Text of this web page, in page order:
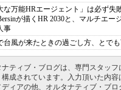
な万能HRエージェント」は必ず失
が描くHR 2030と、マルチエー
事
台風が来たときの過ごし方、とで
ナティブ・ブログは、専門スタッフ
構成されています。入力頂いた内容
ディアの他、オルタナティブ・ブロ